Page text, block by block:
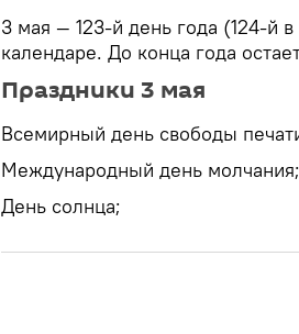
3 мая — 123-й день года (124-й
календаре. До конца года
Праздники 3 мая
Всемирный день свободы
Международный день молчания;
День солнца;